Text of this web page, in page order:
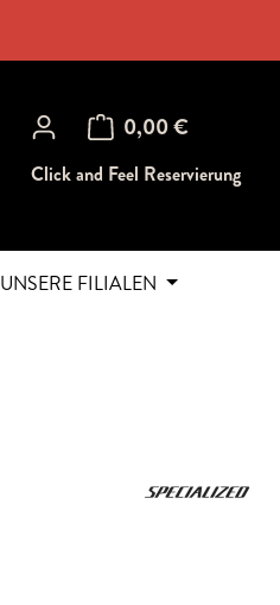
0,00 €
Warenkorb enthält 0
Click and Feel Reservierung
UNSERE FILIALEN